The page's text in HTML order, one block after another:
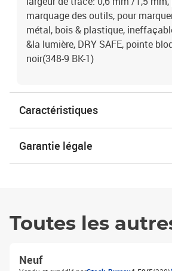
marquage des outils, pour
métal, bois & plastique,
&la lumière, DRY SAFE, pointe
noir(348-9 BK-1)
Caractéristiques
Garantie légale
Toutes les
Neuf